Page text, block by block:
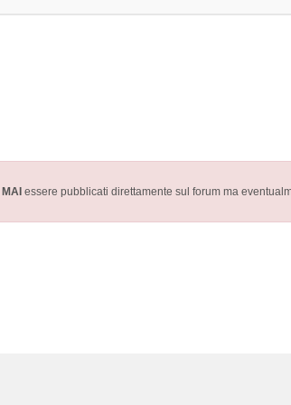
MAI essere pubblicati direttamente sul forum ma